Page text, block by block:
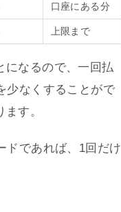
口座にある分
上限まで
になるので、一回払
少なくすることがで
す。
ドであれば、1回だけ